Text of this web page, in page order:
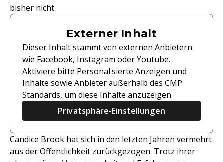
bisher nicht.
Externer Inhalt
Dieser Inhalt stammt von externen Anbietern
wie Facebook, Instagram oder Youtube.
Aktiviere bitte Personalisierte Anzeigen und
Inhalte sowie Anbieter außerhalb des CMP
Standards, um diese Inhalte anzuzeigen.
Privatsphäre-Einstellungen
Candice Brook hat sich in den letzten Jahren vermehrt
aus der Öffentlichkeit zurückgezogen. Trotz ihrer